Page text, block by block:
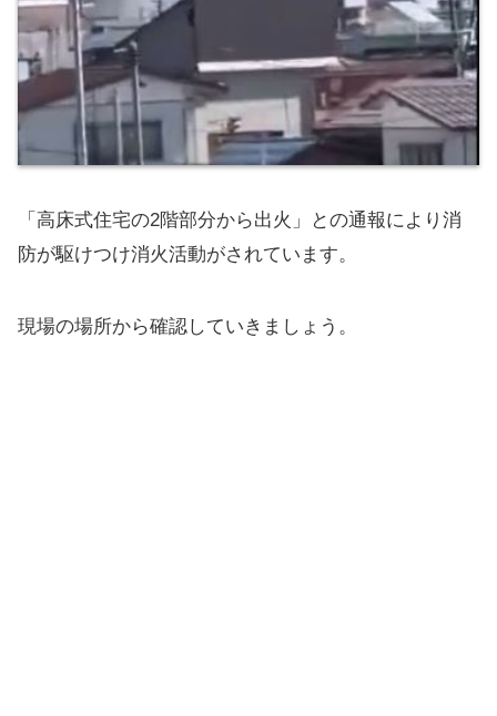
「高床式住宅の2階部分から出火」との通報により消
防が駆けつけ消火活動がされています。
現場の場所から確認していきましょう。